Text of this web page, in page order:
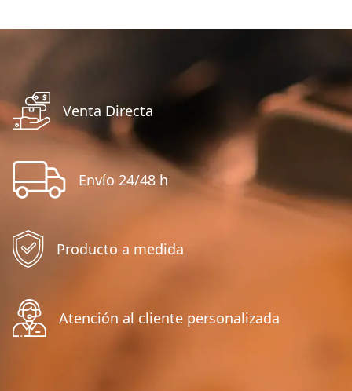
Venta Directa
Envío 24/48 h
Producto a medida
Atención al cliente personalizada